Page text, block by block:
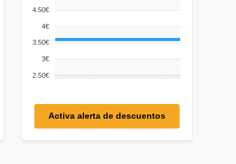
4.50€
4€
3.50€
3€
2.50€
Activa alerta de descuentos